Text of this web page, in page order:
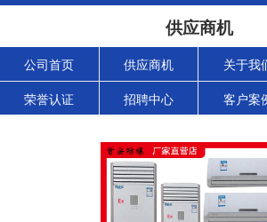
供应商机
公司首页 供应商机 关于我
荣誉认证 招聘中心 客户案